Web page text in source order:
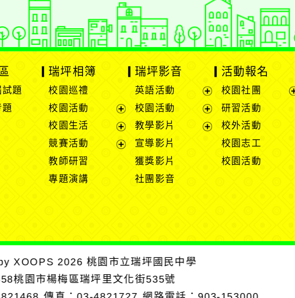
題
瑞坪相簿
校園巡禮
校園活動
展
選
校園生活
展
競賽活動
教師研習
專題演講
瑞坪影音
英語活動
展
選
校園活動
展
教學影片
宣導影片
獲獎影片
社團影音
活動報名
校園社團
研習活動
校外活動
校園志工
校園活動
XOOPS 2026桃園市立瑞坪國民中學
桃園市楊梅區瑞坪里文化街535號